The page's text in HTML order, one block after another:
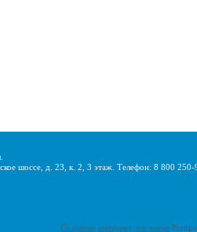
шоссе, д. 23, к. 2, 3 этаж. Телефон: 8 800
Создание интернет-магазина